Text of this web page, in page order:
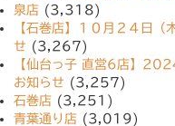
泉店 (3,318)
【石巻店】１０月２４日（
せ (3,267)
【仙台っ子 直営6店】
お知らせ (3,257)
石巻店 (3,251)
青葉通り店 (3,019)